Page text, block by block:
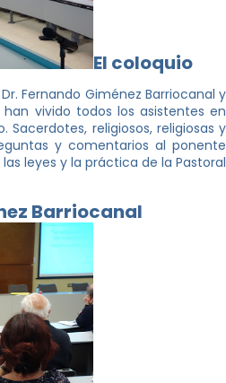
El coloquio
Fernando Giménez Barriocanal y
vivido todos los asistentes en
Sacerdotes, religiosos, religiosas y
y comentarios al ponente
leyes y la práctica de la Pastoral
Barriocanal